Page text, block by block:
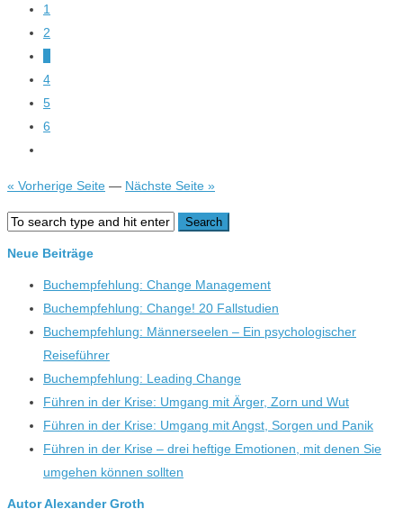
1
2
4
5
6
« Vorherige Seite — Nächste Seite »
Neue Beiträge
Buchempfehlung: Change Management
Buchempfehlung: Change! 20 Fallstudien
Buchempfehlung: Männerseelen – Ein psychologischer
Reiseführer
Buchempfehlung: Leading Change
Führen in der Krise: Umgang mit Ärger, Zorn und Wut
Führen in der Krise: Umgang mit Angst, Sorgen und Panik
Führen in der Krise – drei heftige Emotionen, mit denen Sie
umgehen können sollten
Autor Alexander Groth